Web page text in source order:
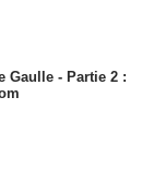
Gaulle - Partie 2 :